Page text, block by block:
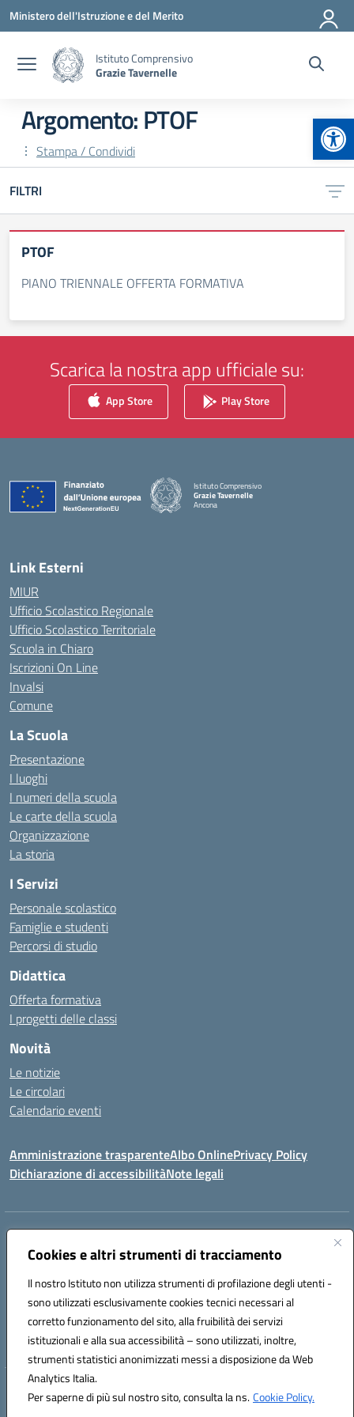
Cookies e altri strumenti di tracciamento
Il nostro Istituto non utilizza strumenti di profilazione degli utenti -
sono utilizzati esclusivamente cookies tecnici necessari al
corretto funzionamento del sito, alla fruibilità dei servizi
istituzionali e alla sua accessibilità – sono utilizzati, inoltre,
strumenti statistici anonimizzati messi a disposizione da Web
Analytics Italia.
Per saperne di più sul nostro sito, consulta la ns.Cookie Policy.
Vai ai contenuti
Vai al menu di navigazione
Vai al footer
Ministero dell'Istruzione e del Merito
Istituto Comprensivo
Grazie Tavernelle
Argomento: PTOF
Stampa / Condividi
FILTRI
PTOF
PIANO TRIENNALE OFFERTA FORMATIVA
Scarica la nostra app ufficiale su:
App Store Play Store
Istituto Comprensivo
Grazie Tavernelle
Ancona
Link Esterni
MIUR
Ufficio Scolastico Regionale
Ufficio Scolastico Territoriale
Scuola in Chiaro
Iscrizioni On Line
Invalsi
Comune
La Scuola
Presentazione
I luoghi
I numeri della scuola
Le carte della scuola
Organizzazione
La storia
I Servizi
Personale scolastico
Famiglie e studenti
Percorsi di studio
Didattica
Offerta formativa
I progetti delle classi
Novità
Le notizie
Le circolari
Calendario eventi
Amministrazione trasparenteAlbo OnlinePrivacy Policy
Dichiarazione di accessibilitàNote legali
Indirizzo:
Centralino:+39 071 89 52 08 Email:anic82000a@istruzione.it
Codice fiscale: 93084540421
Codice meccanografico:
ANIC82000A
Codice unico di fatturazione (CUF): UFF6L6
Hosting & Powered by 3D Solution S.r.l.
Concept & Design by Designers Italia